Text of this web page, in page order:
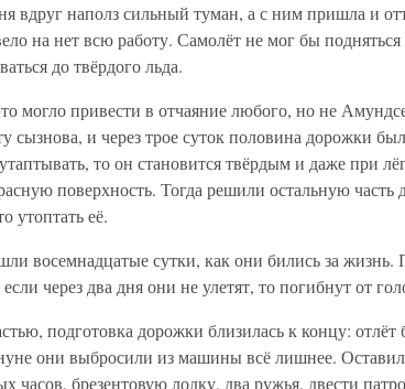
вдруг наполз сильный туман, а с ним пришла и
на нет всю работу. Самолёт не мог бы
до твёрдого льда.
могло привести в отчаяние любого, но не
сызнова, и через трое суток половина дорожки
то он становится твёрдым и даже при
поверхность. Тогда решили остальную часть
утоптать её.
восемнадцатые сутки, как они бились за
через два дня они не улетят, то погибнут от
подготовка дорожки близилась к концу:
они выбросили из машины всё лишнее.
часов, брезентовую лодку, два ружья, двести